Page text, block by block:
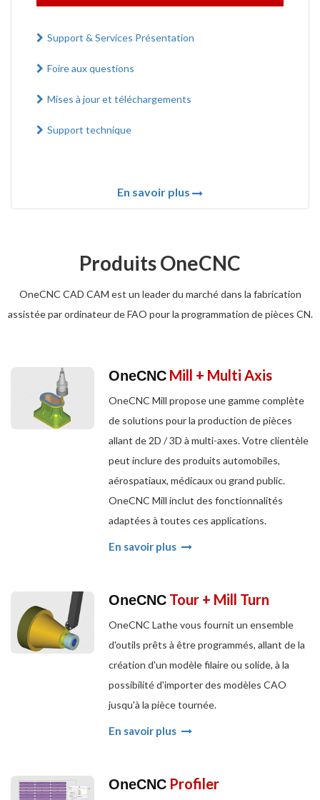
Support & Services Présentation
Foire aux questions
Mises à jour et téléchargements
Support technique
En savoir plus
Produits OneCNC
OneCNC CAD CAM est un leader du marché dans la fabrication
assistée par ordinateur de FAO pour la programmation de pièces CN.
OneCNC Mill + Multi Axis
OneCNC Mill propose une gamme complète
de solutions pour la production de pièces
allant de 2D / 3D à multi-axes. Votre clientèle
peut inclure des produits automobiles,
aérospatiaux, médicaux ou grand public.
OneCNC Mill inclut des fonctionnalités
adaptées à toutes ces applications.
En savoir plus
OneCNC Tour + Mill Turn
OneCNC Lathe vous fournit un ensemble
d'outils prêts à être programmés, allant de la
création d'un modèle filaire ou solide, à la
possibilité d'importer des modèles CAO
jusqu'à la pièce tournée.
En savoir plus
OneCNC Profiler